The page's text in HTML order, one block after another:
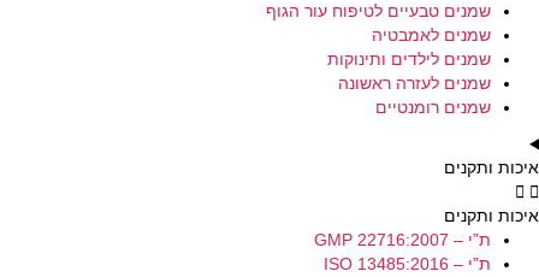
שמנים טבעיים לטיפוח עור הגוף
שמנים לאמבטיה
שמנים לילדים ותינוקות
שמנים לעזרה ראשונה
שמנים רומנטיים
איכות ותקנים
איכות ותקנים
ת”י – GMP 22716:2007
ת”י – ISO 13485:2016